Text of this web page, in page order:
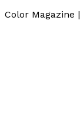
Color Magazine |